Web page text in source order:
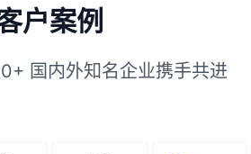
户案例
国内外知名企业携手共进